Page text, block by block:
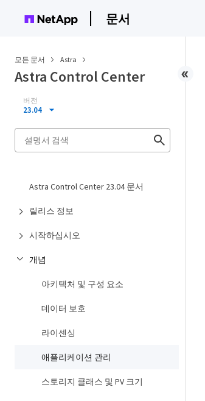
문서
모든 문서 Astra
Astra Control Center
버전
23.04
Astra Control Center 23.04 문서
릴리스 정보
시작하십시오
개념
아키텍처 및 구성 요소
데이터 보호
라이센싱
애플리케이션 관리
스토리지 클래스 및 PV 크기